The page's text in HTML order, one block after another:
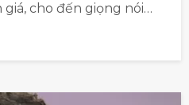
cho đến giọng nói…